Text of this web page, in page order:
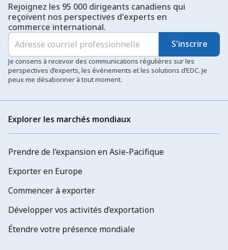
Rejoignez les 95 000 dirigeants canadiens qui
reçoivent nos perspectives d'experts en
commerce international.
S'inscrire
Je consens à recevoir des communications régulières sur les
perspectives d’experts, les événements et les solutions d’EDC. Je
peux me désabonner à tout moment.
Explorer les marchés mondiaux
Prendre de l’expansion en Asie-Pacifique
Exporter en Europe
Commencer à exporter
Développer vos activités d’exportation
Étendre votre présence mondiale